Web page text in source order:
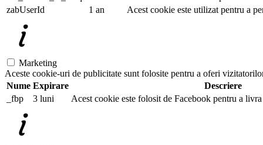
zabUserId
1 an Acest cookie este utilizat pentru a
Marketing
Aceste cookie-uri de publicitate sunt folosite pentru a oferi
Nume Expirare
Descriere
_fbp
3 luni Acest cookie este folosit de Facebook pentru a